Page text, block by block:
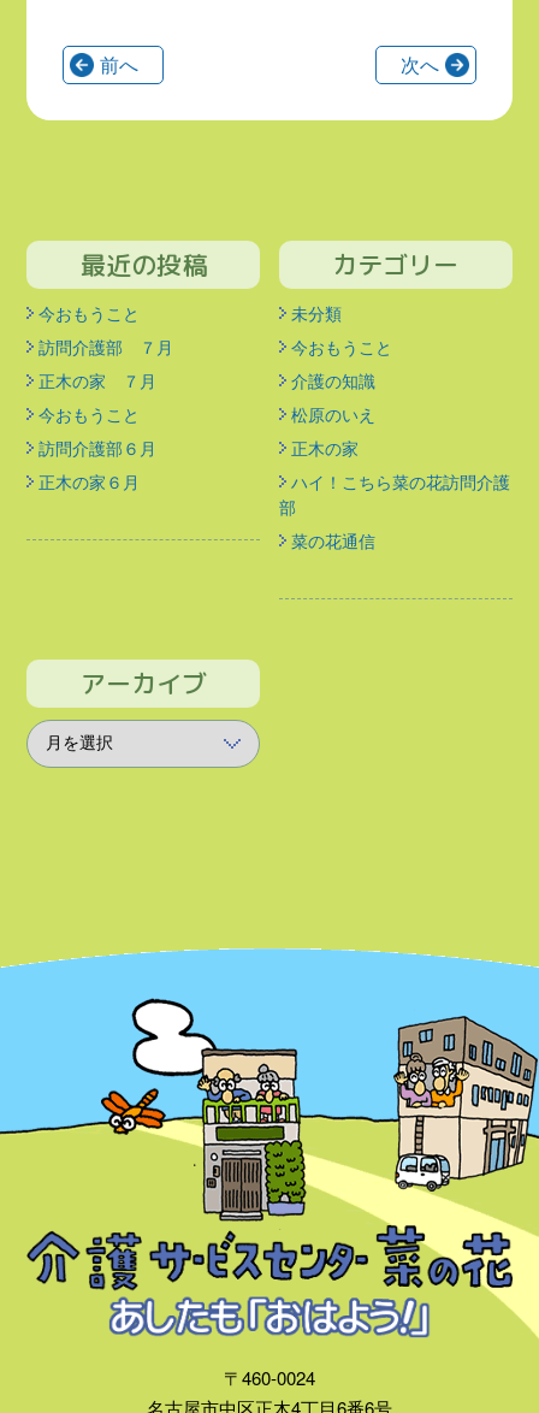
前へ 次へ
最近の投稿
今おもうこと
訪問介護部 ７月
正木の家 ７月
今おもうこと
訪問介護部６月
正木の家６月
カテゴリー
未分類
今おもうこと
介護の知識
松原のいえ
正木の家
ハイ！こちら菜の花訪問介護
部
菜の花通信
アーカイブ
〒460-0024